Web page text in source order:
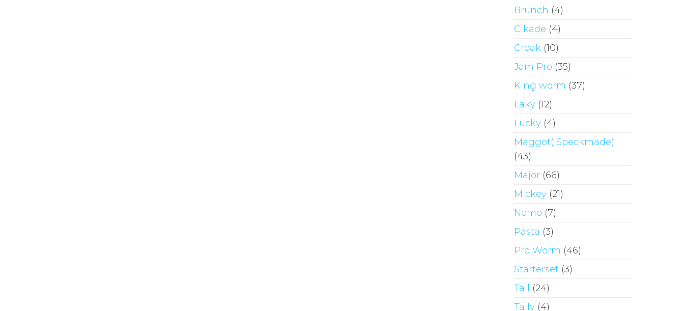
mehrere
Optionen
Produktseite
Brunch (4)
Cikade (4)
Croak (10)
Jam Pro (35)
King worm (37)
Laky (12)
Lucky (4)
Maggot( Speckmade)
(43)
Major (66)
Mickey (21)
Nemo (7)
Pasta (3)
Pro Worm (46)
Starterset (3)
Tail
(24)
Tally (4)